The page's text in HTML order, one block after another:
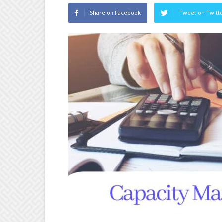
Share on Facebook Tweet on